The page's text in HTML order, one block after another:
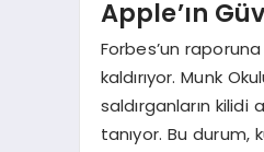
Apple’ın
Forbes’un
kaldırıyor. Munk
saldırganların kilidi
tanıyor. Bu durum,